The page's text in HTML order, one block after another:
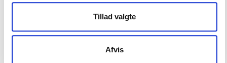
Tillad valgte
Afvis
Certificate of accessibility (Danish)
Cookie declaration